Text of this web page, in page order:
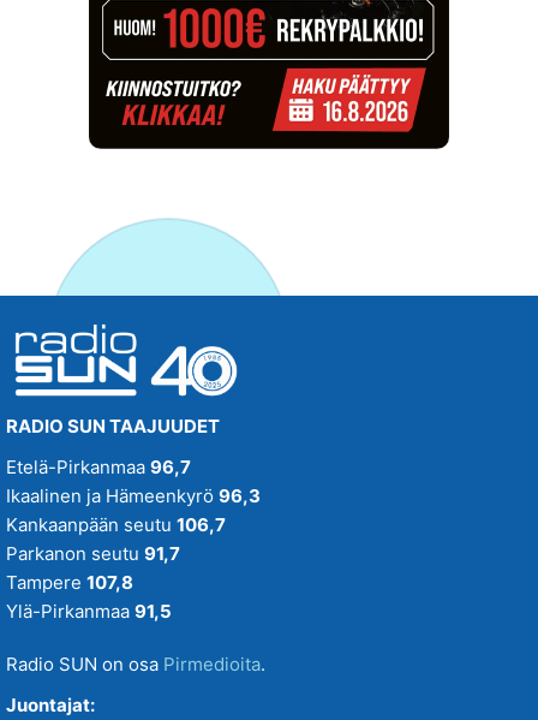
RADIO SUN TAAJUUDET
Etelä-Pirkanmaa 96,7
Ikaalinen ja Hämeenkyrö 96,3
Kankaanpään seutu 106,7
Parkanon seutu 91,7
Tampere 107,8
Ylä-Pirkanmaa 91,5
Radio SUN on osa Pirmedioita.
Juontajat: